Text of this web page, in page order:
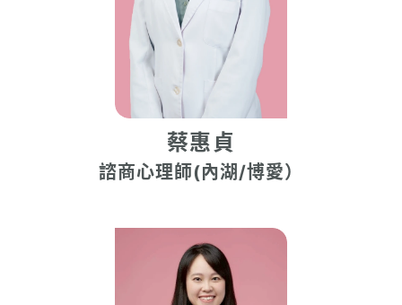
蔡惠貞
諮商心理師(內湖/博愛）